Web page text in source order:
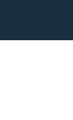
FOCUS REAL ESTATE